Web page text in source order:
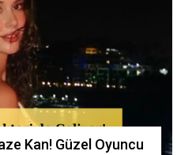
Kan! Güzel Oyuncu